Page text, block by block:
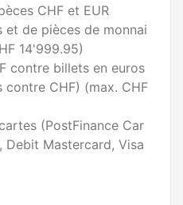
CHF et EUR
et de pièces de monnai
14'999.95)
contre billets en euros
contre CHF) (max. CHF
(PostFinance Car
Debit Mastercard, Visa